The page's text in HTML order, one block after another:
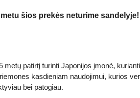
šios prekės neturime
metų patirtį turinti Japonijos įmonė,
kasdieniam naudojimui, kurios
bei patogiau.